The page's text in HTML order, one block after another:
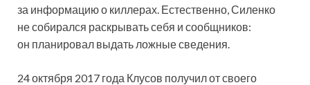
за информацию о киллерах. Естественно, Силенко
не собирался раскрывать себя и сообщников:
он планировал выдать ложные сведения.
24 октября 2017 года Клусов получил от своего